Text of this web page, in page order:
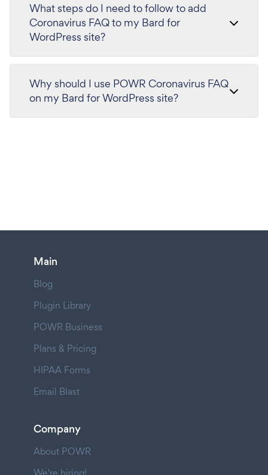
What steps do I need to follow to add
Coronavirus FAQ to my Bard for
WordPress site?
Why should I use POWR Coronavirus FAQ
on my Bard for WordPress site?
Main
Blog
Plugin Library
POWR Business
Plans & Pricing
HIPAA Forms
Email Blast
Company
About POWR